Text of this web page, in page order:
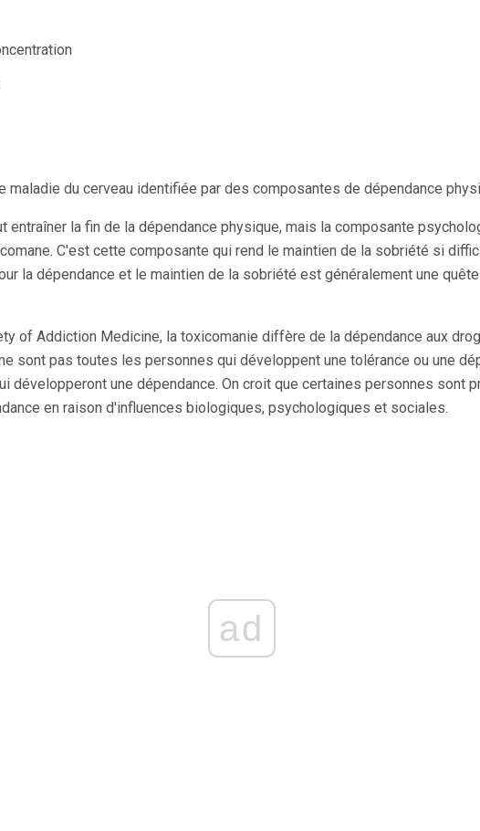
maladie du cerveau identifiée par des composantes de dépendance
entraîner la fin de la dépendance physique, mais la composante
C'est cette composante qui rend le maintien de la sobriété si
la dépendance et le maintien de la sobriété est généralement une
of Addiction Medicine, la toxicomanie diffère de la dépendance aux
sont pas toutes les personnes qui développent une tolérance ou une
développeront une dépendance. On croit que certaines personnes sont
en raison d'influences biologiques, psychologiques et sociales.
ad